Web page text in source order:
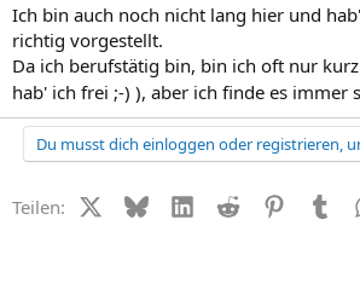
Ich bin auch noch nicht lang hier und
richtig vorgestellt.
Da ich berufstätig bin, bin ich oft nur
hab' ich frei ;-) ), aber ich finde es immer
Du musst dich einloggen oder registrieren,
Teilen: X (Twitter)
BlueskyLinkedIn
Reddit Pinterest